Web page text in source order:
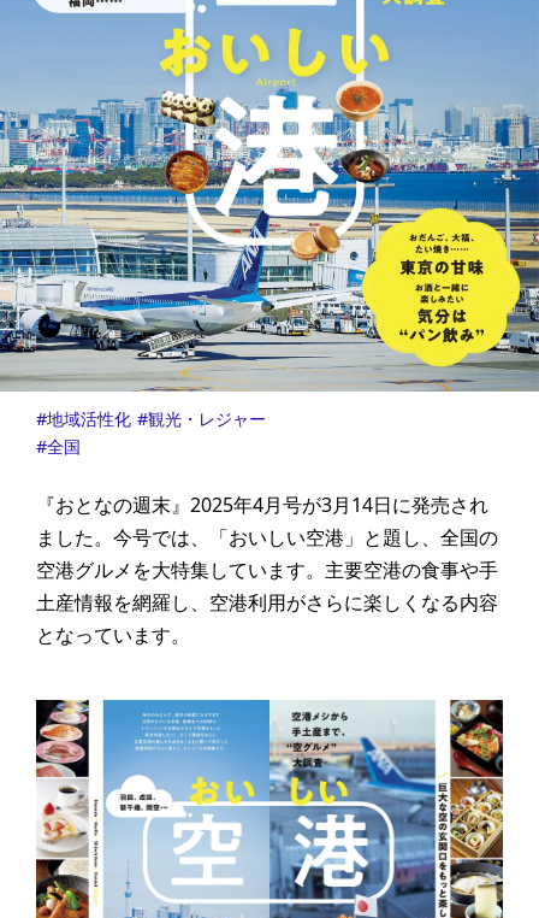
地域活性化
観光・レジャー
全国
『おとなの週末』2025年4月号が3月14日に発売され
ました。​今号では、「おいしい空港」と題し、全国の
空港グルメを大特集しています。​主要空港の食事や手
土産情報を網羅し、空港利用がさらに楽しくなる内容
となっています。